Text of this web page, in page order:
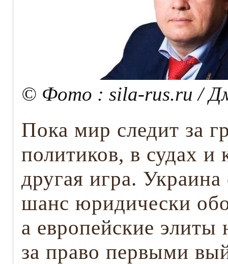
© Фото : sila-rus.ru /
Пока мир следит за
политиков, в судах и
другая игра.
шанс юридически
а европейские элиты
за право первыми